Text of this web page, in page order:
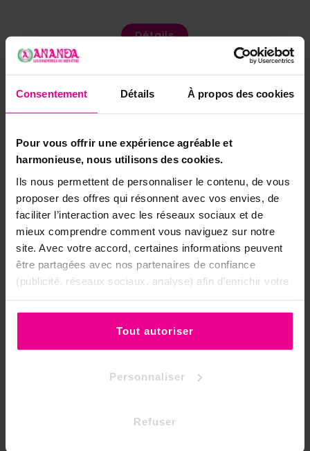
Consentement Détails À propos des cookies
Pour vous offrir une expérience agréable et
harmonieuse, nous utilisons des cookies.
Ils nous permettent de personnaliser le contenu, de vous
proposer des offres qui résonnent avec vos envies, de
faciliter l’interaction avec les réseaux sociaux et de
mieux comprendre comment vous naviguez sur notre
site. Avec votre accord, certaines informations peuvent
être partagées avec nos partenaires de confiance
(publicité, réseaux sociaux, analyse) afin d’enrichir votre
ou de les refuser.
Tout autoriser
Personnaliser
Refuser
Détails
Fiche technique